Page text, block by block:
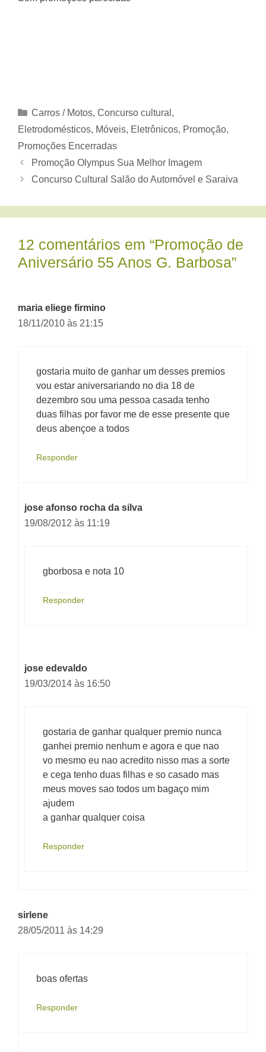
Categorias
Carros / Motos, Concurso cultural ,
Eletrodomésticos, Móveis, Eletrônicos, Promoção,
Promoções Encerradas
Promoção Olympus Sua Melhor Imagem
Concurso Cultural Salão do Automóvel e Saraiva
12 comentários em “Promoção de
Aniversário 55 Anos G. Barbosa”
maria eliege firmino
18/11/2010 às 21:15
gostaria muito de ganhar um desses premios
vou estar aniversariando no dia 18 de
dezembro sou uma pessoa casada tenho
duas filhas por favor me de esse presente que
deus abençoe a todos
Responder
jose afonso rocha da silva
19/08/2012 às 11:19
gborbosa e nota 10
Responder
jose edevaldo
19/03/2014 às 16:50
gostaria de ganhar qualquer premio nunca
ganhei premio nenhum e agora e que nao
vo mesmo eu nao acredito nisso mas a sorte
e cega tenho duas filhas e so casado mas
meus moves sao todos um bagaço mim
ajudem
a ganhar qualquer coisa
Responder
sirlene
28/05/2011 às 14:29
boas ofertas
Responder